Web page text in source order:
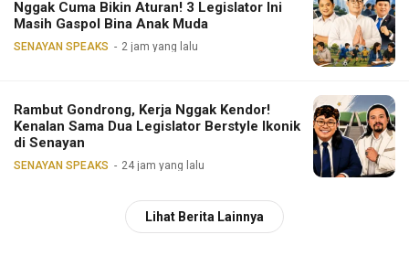
Nggak Cuma Bikin Aturan! 3 Legislator Ini
Masih Gaspol Bina Anak Muda
SENAYAN SPEAKS 2 jam yang lalu
Rambut Gondrong, Kerja Nggak Kendor!
Kenalan Sama Dua Legislator Berstyle Ikonik
di Senayan
SENAYAN SPEAKS 24 jam yang lalu
Lihat Berita Lainnya